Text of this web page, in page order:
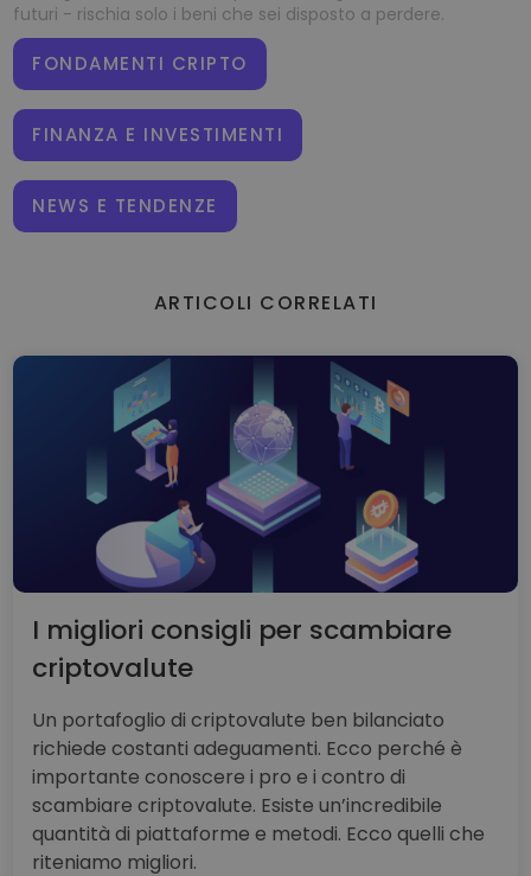
futuri - rischia solo i beni che sei disposto a perdere.
FONDAMENTI CRIPTO
FINANZA E INVESTIMENTI
NEWS E TENDENZE
ARTICOLI CORRELATI
I migliori consigli per scambiare
criptovalute
Un portafoglio di criptovalute ben bilanciato
richiede costanti adeguamenti. Ecco perché è
importante conoscere i pro e i contro di
scambiare criptovalute. Esiste un’incredibile
quantità di piattaforme e metodi. Ecco quelli che
riteniamo migliori.